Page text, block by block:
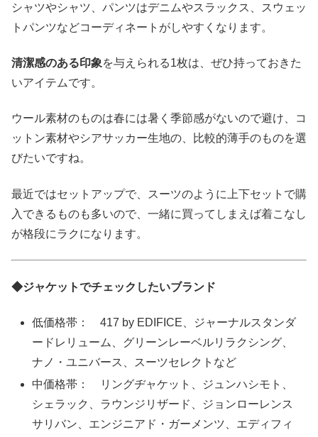
シャツやシャツ、パンツはデニムやスラックス、スウェッ
トパンツなどコーディネートがしやすくなります。
清潔感のある印象を与えられる1枚は、ぜひ持っておきた
いアイテムです。
ウール素材のものは春には暑く季節感がないので避け、コ
ットン素材やシアサッカー生地の、比較的薄手のものを選
びたいですね。
最近ではセットアップで、スーツのように上下セットで購
入できるものも多いので、一緒に買ってしまえば着こなし
が格段にラクになります。
◆ジャケットでチェックしたいブランド
低価格帯： 417 by EDIFICE、ジャーナルスタンダ
ードレリューム、グリーンレーベルリラクシング、
ナノ・ユニバース、スーツセレクトなど
中価格帯： リングヂャケット、ジュンハシモト、
シェラック、ラウンジリザード、ジョンローレンス
サリバン、エンジニアド・ガーメンツ、エディフィ